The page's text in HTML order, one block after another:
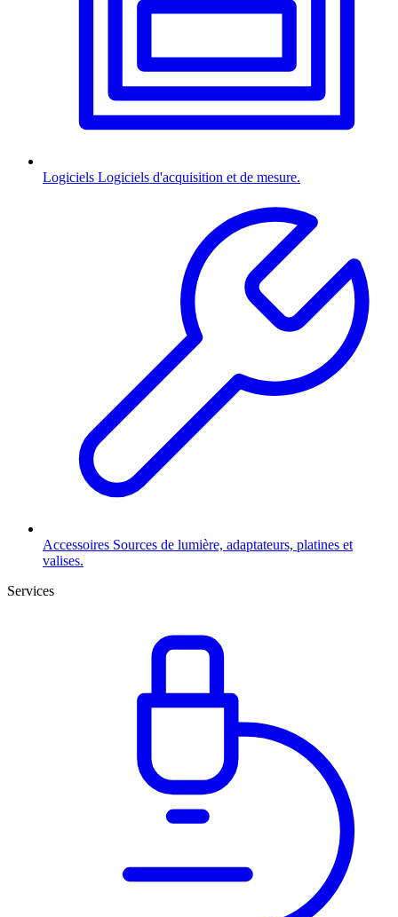
Logiciels Logiciels d'acquisition et de mesure.
Accessoires Sources de lumière, adaptateurs, platines et
valises.
Services